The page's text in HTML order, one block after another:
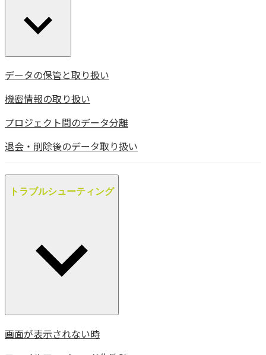
データの保管と取り扱い
機密情報の取り扱い
プロジェクト間のデータ分離
退会・削除後のデータ取り扱い
トラブルシューティング
画面が表示されない時